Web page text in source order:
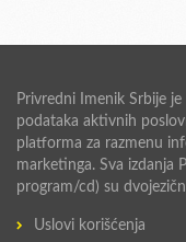
Privredni Imenik Srbije
podataka aktivnih
platforma za razmenu
marketinga. Sva izdanja
program/cd) su
Uslovi korišćenja